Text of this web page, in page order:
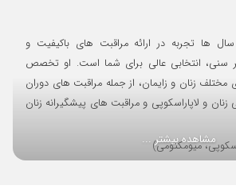
ها تجربه در ارائه مراقبت های باکیفیت و
سنی، انتخابی عالی برای شما است. او تخصص
مختلف زنان و زایمان، از جمله مراقبت های دوران
زنان و لاپاراسکوپی و مراقبت های پیشگیرانه زنان
میومکتومی)
مشاهده بیشتر ...